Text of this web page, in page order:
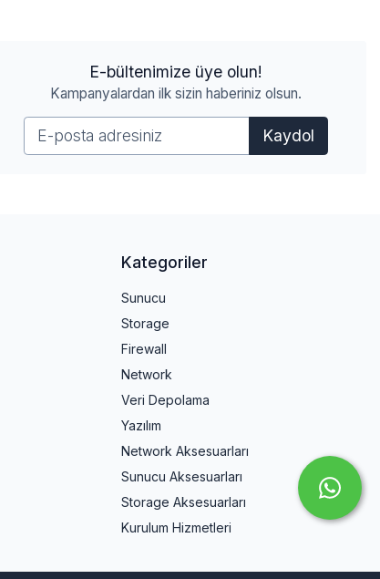
E-bültenimize üye olun!
Kampanyalardan ilk sizin haberiniz olsun.
Kaydol
Kategoriler
Sunucu
Storage
Firewall
Network
Veri Depolama
Yazılım
Network Aksesuarları
Sunucu Aksesuarları
Storage Aksesuarları
Kurulum Hizmetleri